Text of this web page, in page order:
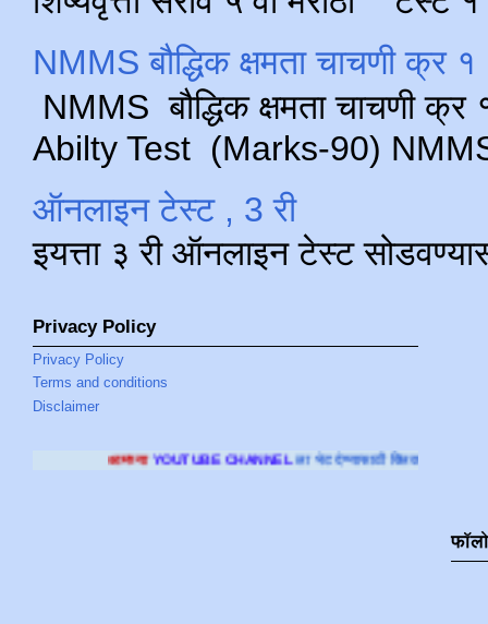
NMMS बौद्धिक क्षमता चाचणी क्र
NMMS बौद्धिक क्षमता चाचणी
Abilty Test (Marks-90) NMMS
ऑनलाइन टेस्ट , 3 री
इयत्ता ३ री ऑनलाइन टेस्ट
Privacy Policy
Privacy Policy
Terms and conditions
Disclaimer
CHANNELला भेट देण्यासाठी क्लिक करा.